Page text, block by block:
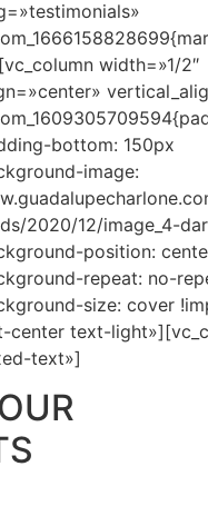
width=»1/2″
bottom: 150px
image:
2020/12/image_4-
position:
repeat: no-
size: cover
center text-
text»]